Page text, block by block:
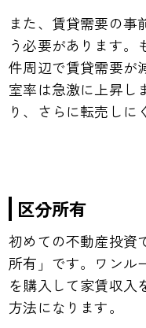
また、賃貸需要の事
う必要があります。
件周辺で賃貸需要が
室率は急激に上昇し
り、さらに転売しに
区分所有
初めての不動産投資
所有」です。ワンル
を購入して家賃収入
方法になります。